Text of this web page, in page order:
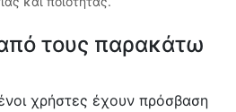
τους παρακάτω
χρήστες έχουν πρόσβαση